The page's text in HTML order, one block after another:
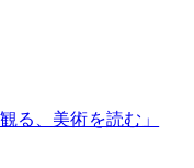
る、美術を読む」